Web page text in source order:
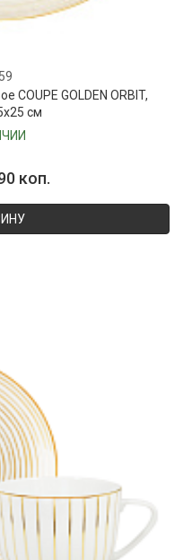
GOLDEN ORBIT,
см
коп.